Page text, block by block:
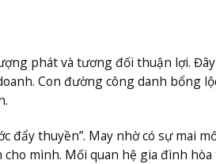
phát và tương đối thuận lợi.
Con đường công danh bổng
đẩy thuyền”. May nhờ có sự mai
mình. Mối quan hệ gia đình